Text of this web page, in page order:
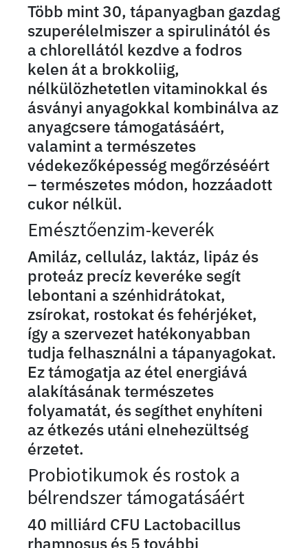
Több mint 30, tápanyagban gazdag
szuperélelmiszer a spirulinától és
a chlorellától kezdve a fodros
kelen át a brokkoliig,
nélkülözhetetlen vitaminokkal és
ásványi anyagokkal kombinálva az
anyagcsere támogatásáért,
valamint a természetes
védekezőképesség megőrzéséért
– természetes módon, hozzáadott
cukor nélkül.
Emésztőenzim-keverék
Amiláz, celluláz, laktáz, lipáz és
proteáz precíz keveréke segít
lebontani a szénhidrátokat,
zsírokat, rostokat és fehérjéket,
így a szervezet hatékonyabban
tudja felhasználni a tápanyagokat.
Ez támogatja az étel energiává
alakításának természetes
folyamatát, és segíthet enyhíteni
az étkezés utáni elnehezültség
érzetet.
Probiotikumok és rostok a
bélrendszer támogatásáért
40 milliárd CFU Lactobacillus
rhamnosus és 5 további